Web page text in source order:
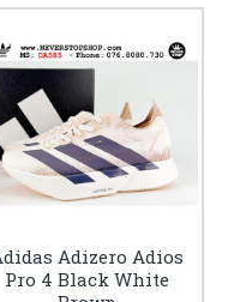
Adizero Adios
Pro 4 Black White